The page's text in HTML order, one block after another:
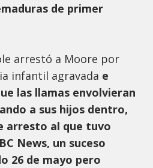
de primer
arrestó a Moore por
infantil agravada e
las llamas envolvieran
a sus hijos dentro,
arresto al que tuvo
News, un suceso
26 de mayo pero